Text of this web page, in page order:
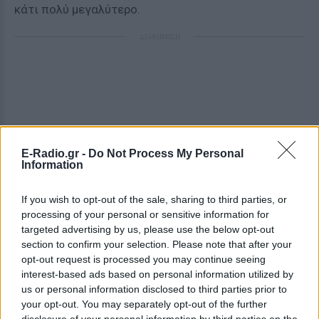
E-Radio.gr - Do Not Process My Personal
Information
If you wish to opt-out of the sale, sharing to third parties, or
processing of your personal or sensitive information for
targeted advertising by us, please use the below opt-out
section to confirm your selection. Please note that after your
opt-out request is processed you may continue seeing
interest-based ads based on personal information utilized by
us or personal information disclosed to third parties prior to
your opt-out. You may separately opt-out of the further
κάτι πολύ μεγαλύτερο.